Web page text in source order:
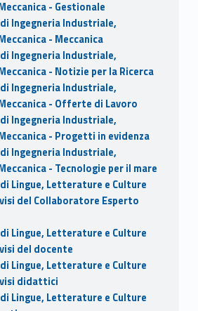
- Gestionale
Ingegneria Industriale,
- Meccanica
Ingegneria Industriale,
- Notizie per la Ricerca
Ingegneria Industriale,
- Offerte di Lavoro
Ingegneria Industriale,
- Progetti in evidenza
Ingegneria Industriale,
- Tecnologie per il mare
Lingue, Letterature e Culture
del Collaboratore Esperto
Lingue, Letterature e Culture
del docente
Lingue, Letterature e Culture
didattici
Lingue, Letterature e Culture